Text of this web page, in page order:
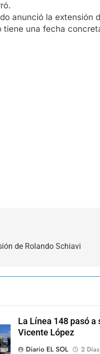
anunció la extensión
una fecha
de Rolando Schiavi
La Línea 148 pasó
Vicente López
Diario EL SOL
2